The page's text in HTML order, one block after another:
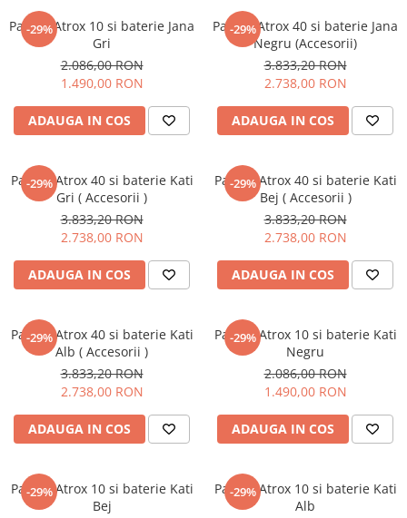
ROLL
SENSUAL
SETURI CHIUVETA DE BUCATARIE SI
BATERIE
SITE / COSURI INOX
STYLUX
TOCATOARE
VARIANT
Electrocasnice pentru bucătărie
Mixere și blendere
Sisteme pentru apa pură
-29%
Pachet Atrox 10 si baterie Jana
Gri
2.086,00 RON
1.490,00 RON
ADAUGA IN COS
-29%
Pachet Atrox 40 si baterie Jana
Negru (Accesorii)
3.833,20 RON
2.738,00 RON
ADAUGA IN COS
-29%
Pachet Atrox 40 si baterie Kati
Gri ( Accesorii )
3.833,20 RON
2.738,00 RON
ADAUGA IN COS
-29%
Pachet Atrox 40 si baterie Kati
Bej ( Accesorii )
3.833,20 RON
2.738,00 RON
ADAUGA IN COS
-29%
Pachet Atrox 40 si baterie Kati
Alb ( Accesorii )
3.833,20 RON
2.738,00 RON
ADAUGA IN COS
-29%
Pachet Atrox 10 si baterie Kati
Negru
2.086,00 RON
1.490,00 RON
ADAUGA IN COS
-29%
Pachet Atrox 10 si baterie Kati
Bej
-29%
Pachet Atrox 10 si baterie Kati
Alb